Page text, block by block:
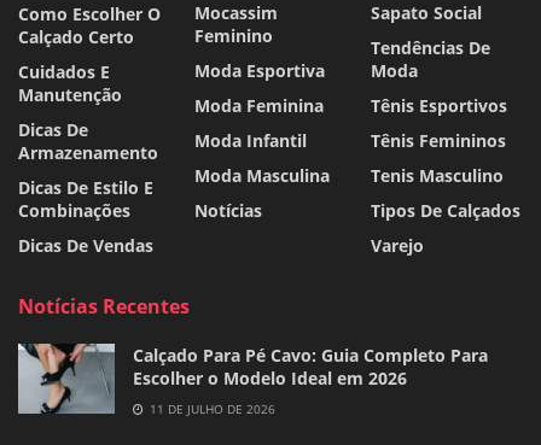
Como Escolher O
Calçado Certo
Cuidados E
Manutenção
Dicas De
Armazenamento
Dicas De Estilo E
Combinações
Dicas De Vendas
Mocassim
Feminino
Moda Esportiva
Moda Feminina
Moda Infantil
Moda Masculina
Notícias
Sapato Social
Tendências De
Moda
Tênis Esportivos
Tênis Femininos
Tenis Masculino
Tipos De Calçados
Varejo
Notícias Recentes
Calçado Para Pé Cavo: Guia Completo Para
Escolher o Modelo Ideal em 2026
11 DE JULHO DE 2026